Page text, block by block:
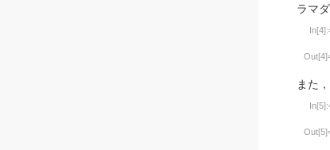
ラマ
また